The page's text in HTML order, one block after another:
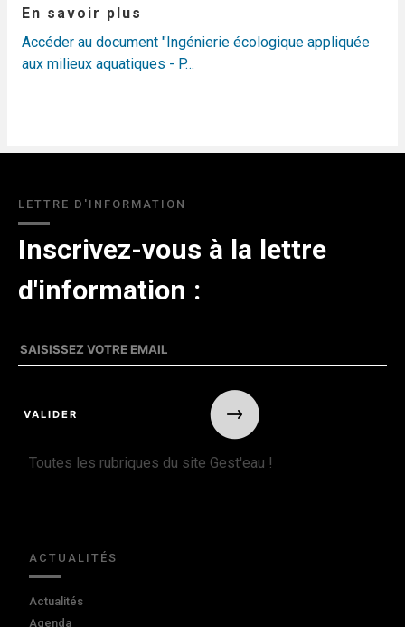
En savoir plus
Accéder au document "Ingénierie écologique appliquée
aux milieux aquatiques - P…
LETTRE D'INFORMATION
Inscrivez-vous à la lettre
d'information :
Toutes les rubriques du site Gest'eau !
ACTUALITÉS
Actualités
Agenda